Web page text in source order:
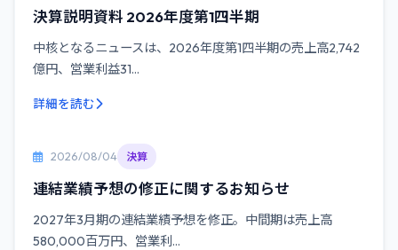
決算説明資料 2026年度第1四半期
中核となるニュースは、2026年度第1四半期の売上高2,742
億円、営業利益31...
詳細を読む
2026/08/04 決算
連結業績予想の修正に関するお知らせ
2027年3月期の連結業績予想を修正。中間期は売上高
580,000百万円、営業利...